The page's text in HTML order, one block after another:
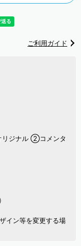
ご利用ガイド
ジナル ②コメンタ
イン等を変更する場